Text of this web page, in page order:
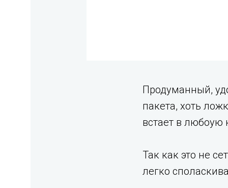
Продуманный,
пакета, хоть
встает в
Так как это не
легко